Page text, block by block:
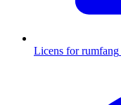
Licens for rumfang